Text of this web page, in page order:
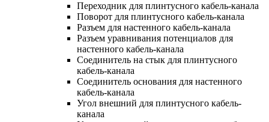
Переходник для плинтусного кабель-канала
Поворот для плинтусного кабель-канала
Разъем для настенного кабель-канала
Разъем уравнивания потенциалов для
настенного кабель-канала
Соединитель на стык для плинтусного
кабель-канала
Соединитель основания для настенного
кабель-канала
Угол внешний для плинтусного кабель-
канала